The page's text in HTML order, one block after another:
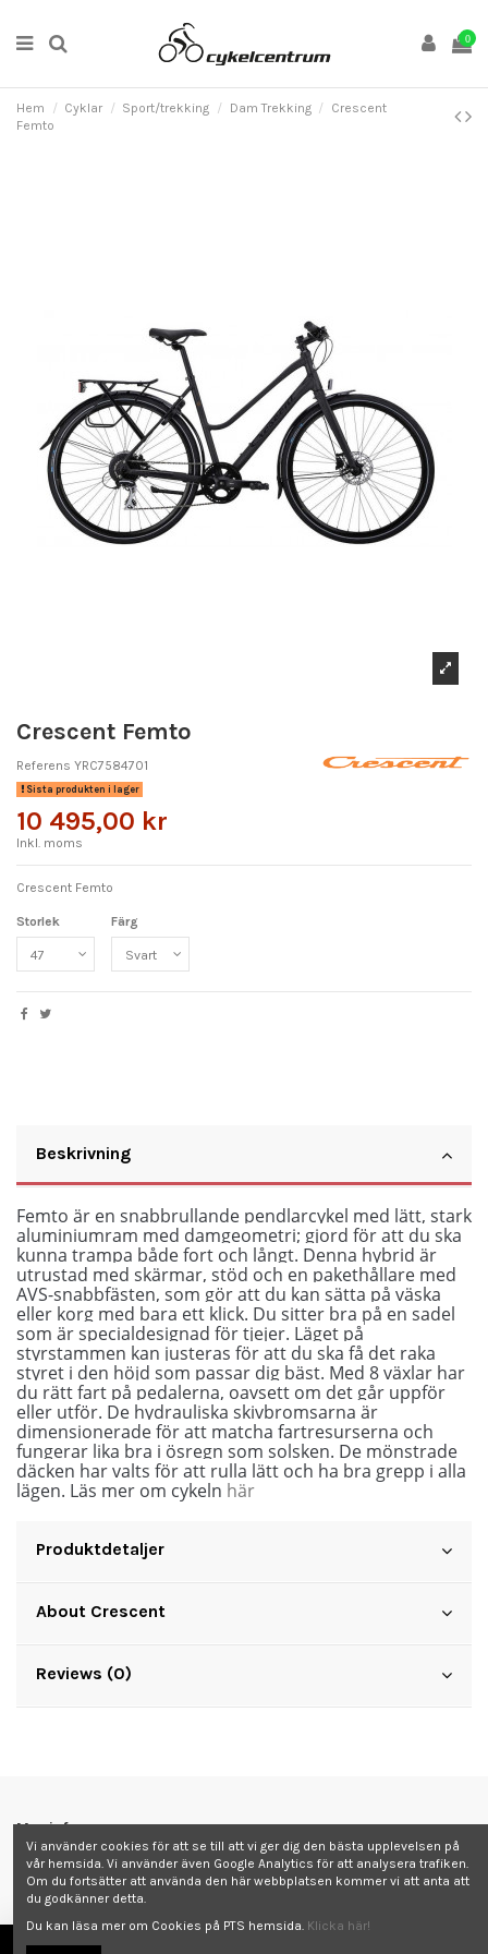
0
Hem Cyklar Sport/trekking Dam Trekking
Crescent
Femto
Crescent Femto
Referens YRC7584701
Sista produkten i lager
10 495,00 kr
Inkl. moms
Crescent Femto
Storlek Färg
Beskrivning
Femto är en snabbrullande pendlarcykel med lätt, stark
aluminiumram med damgeometri; gjord för att du ska
kunna trampa både fort och långt. Denna hybrid är
utrustad med skärmar, stöd och en pakethållare med
AVS-snabbfästen, som gör att du kan sätta på väska
eller korg med bara ett klick. Du sitter bra på en sadel
som är specialdesignad för tjejer. Läget på
styrstammen kan justeras för att du ska få det raka
styret i den höjd som passar dig bäst. Med 8 växlar har
du rätt fart på pedalerna, oavsett om det går uppför
eller utför. De hydrauliska skivbromsarna är
dimensionerade för att matcha fartresurserna och
fungerar lika bra i ösregn som solsken. De mönstrade
däcken har valts för att rulla lätt och ha bra grepp i alla
lägen. Läs mer om cykeln här
Produktdetaljer
About Crescent
Reviews (0)
Mer info
Kontakta oss
Follow us
Vi använder cookies för att se till att vi ger dig den bästa upplevelsen på
vår hemsida. Vi använder även Google Analytics för att analysera trafiken.
Om du fortsätter att använda den här webbplatsen kommer vi att anta att
du godkänner detta.
Du kan läsa mer om Cookies på PTS hemsida. Klicka här!